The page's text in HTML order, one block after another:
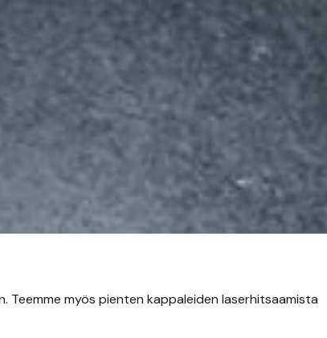
Teemme myös pienten kappaleiden laserhitsaamista